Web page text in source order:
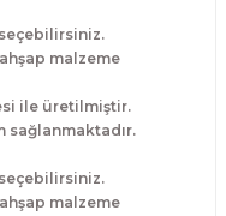
malzeme
ile üretilmiştir.
sağlanmaktadır.
malzeme